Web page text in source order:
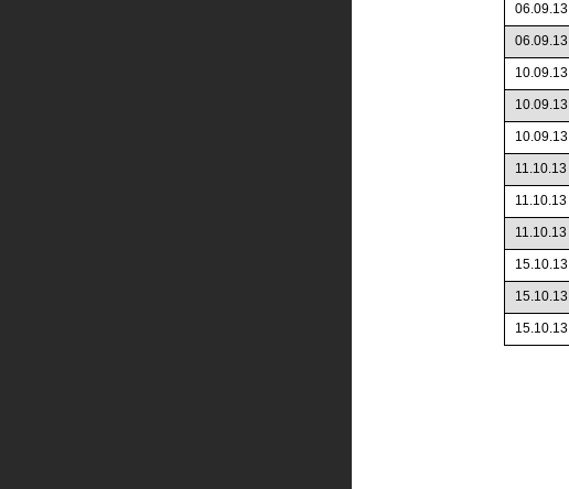
06.09.13
06.09.13
10.09.13
10.09.13
10.09.13
11.10.13
11.10.13
11.10.13
15.10.13
15.10.13
15.10.13